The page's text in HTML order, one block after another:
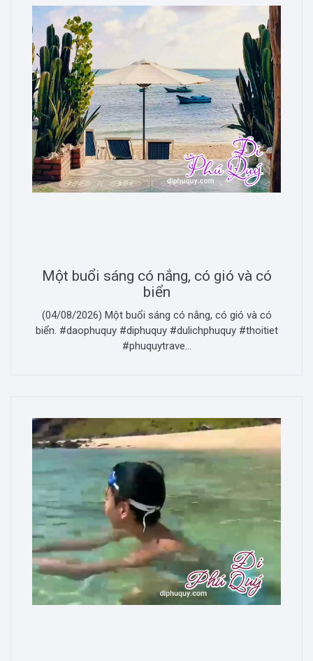
Một buổi sáng có nắng, có gió và có
biển
(04/08/2026) Một buổi sáng có nắng, có gió và có
biển. #daophuquy #diphuquy #dulichphuquy #thoitiet
#phuquytrave...